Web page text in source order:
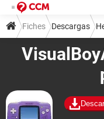
Fiches Descargas
Emuladores de consolas